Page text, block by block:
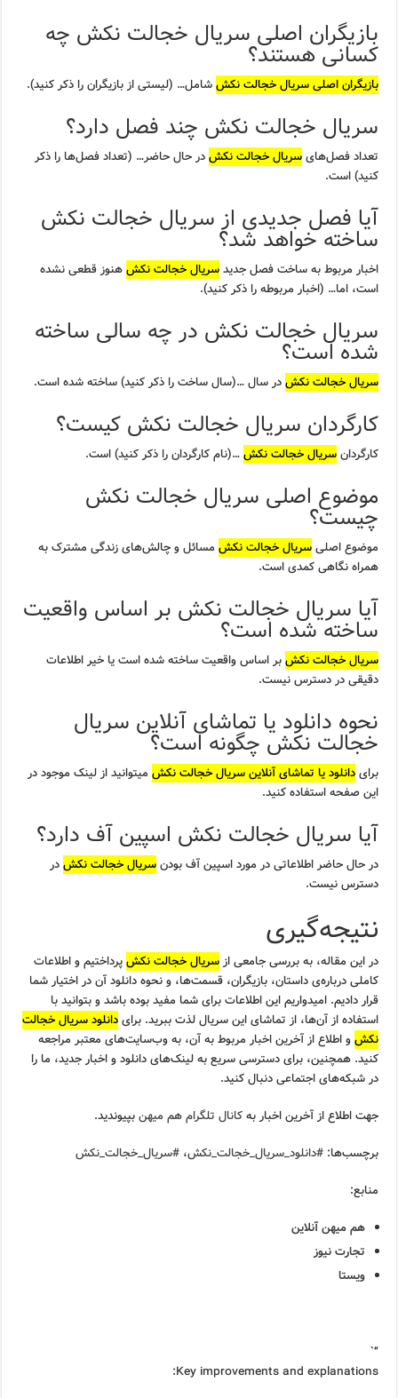
بازیگران اصلی سریال خجالت نکش چه
کسانی هستند؟
بازیگران اصلی سریال خجالت نکششامل… (لیستی از بازیگران را ذکر کنید).
سریال خجالت نکش چند فصل دارد؟
تعداد فصل‌هایسریال خجالت نکشدر حال حاضر… (تعداد فصل‌ها را ذکر
کنید) است.
آیا فصل جدیدی از سریال خجالت نکش
ساخته خواهد شد؟
اخبار مربوط به ساخت فصل جدیدسریال خجالت نکشهنوز قطعی نشده
است، اما… (اخبار مربوطه را ذکر کنید).
سریال خجالت نکش در چه سالی ساخته
شده است؟
سریال خجالت نکشدر سال …(سال ساخت را ذکر کنید) ساخته شده است.
کارگردان سریال خجالت نکش کیست؟
کارگردانسریال خجالت نکش…(نام کارگردان را ذکر کنید) است.
موضوع اصلی سریال خجالت نکش
چیست؟
موضوع اصلیسریال خجالت نکش مسائل و چالش‌های زندگی مشترک به
همراه نگاهی کمدی است.
آیا سریال خجالت نکش بر اساس واقعیت
ساخته شده است؟
سریال خجالت نکشبر اساس واقعیت ساخته شده است یا خیر اطلاعات
دقیقی در دسترس نیست.
نحوه دانلود یا تماشای آنلاین سریال
خجالت نکش چگونه است؟
برایدانلود یا تماشای آنلاین سریال خجالت نکش میتوانید از لینک موجود در
این صفحه استفاده کنید.
آیا سریال خجالت نکش اسپین آف دارد؟
در حال حاضر اطلاعاتی در مورد اسپین آف بودنسریال خجالت نکشدر
دسترس نیست.
نتیجه‌گیری
در این مقاله، به بررسی جامعی ازسریال خجالت نکشپرداختیم و اطلاعات
کاملی درباره‌ی داستان، بازیگران، قسمت‌ها، و نحوه دانلود آن در اختیار شما
قرار دادیم. امیدواریم این اطلاعات برای شما مفید بوده باشد و بتوانید با
استفاده از آن‌ها، از تماشای این سریال لذت ببرید. برایدانلود سریال خجالت
نکشو اطلاع از آخرین اخبار مربوط به آن، به وب‌سایت‌های معتبر مراجعه
کنید. همچنین، برای دسترسی سریع به لینک‌های دانلود و اخبار جدید، ما را
در شبکه‌های اجتماعی دنبال کنید.
جهت اطلاع از آخرین اخبار بهکانال تلگرام هم میهنبپیوندید.
برچسب‌ها:#دانلود_سریال_خجالت_نکش،#سریال_خجالت_نکش
منابع:
هم میهن آنلاین
تجارت نیوز
ویستا
“`
Key improvements and explanations: